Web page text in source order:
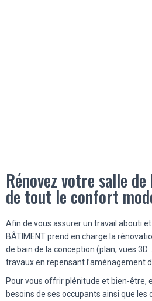
Rénovez votre salle
de tout le confort
Afin de vous assurer un travail abouti
BÂTIMENT prend en charge la
de bain de la conception (plan, vues
travaux en repensant l’aménagement
Pour vous offrir plénitude et bien-être,
besoins de ses occupants ainsi que